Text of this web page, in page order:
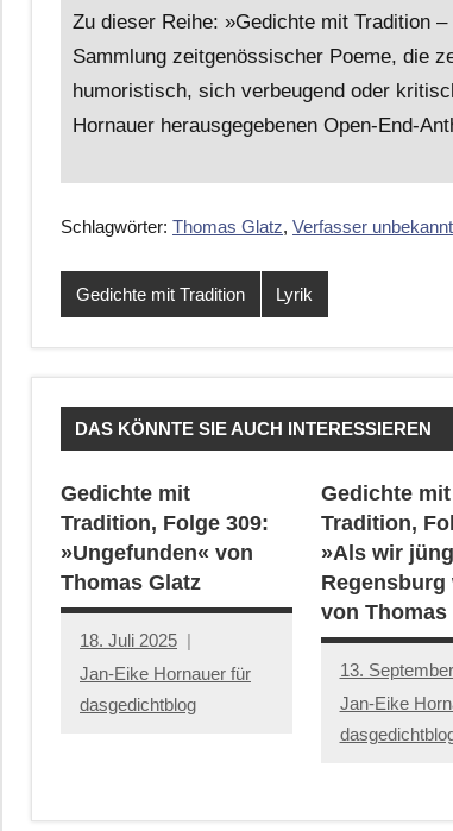
Zu dieser Reihe: »Gedichte mit Tradition
Sammlung zeitgenössischer Poeme, die
humoristisch, sich verbeugend oder
Hornauer herausgegebenen Open-End-
Schlagwörter: Thomas Glatz, Verfasser unbekannt
Gedichte mit Tradition Lyrik
DAS KÖNNTE SIE AUCH INTERESSIEREN
Gedichte mit
Tradition, Folge 309:
»Ungefunden« von
Thomas Glatz
18. Juli 2025
Jan-Eike Hornauer für
dasgedichtblog
Gedichte mit
Tradition,
»Als wir
Regensburg
von Thomas
13.
Jan-Eike